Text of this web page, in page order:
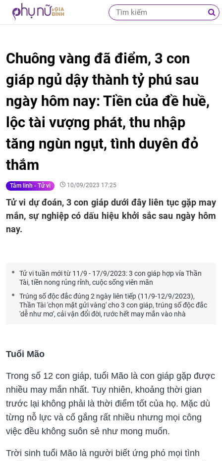
Chuông vàng đã điểm, 3 con
giáp ngủ dậy thành tỷ phú sau
ngày hôm nay: Tiền của đề huề,
lộc tài vượng phát, thu nhập
tăng ngùn ngụt, tình duyên đỏ
thắm
Tâm linh - Tử vi 10/09/2023 17:25
Tử vi dự đoán, 3 con giáp dưới đây liên tục gặp may
mắn, sự nghiệp có dấu hiệu khởi sắc sau ngày hôm
nay.
Tử vi tuần mới từ 11/9 - 17/9/2023: 3 con giáp hợp vía Thần
Tài, tiền nong rủng rỉnh, cuộc sống viên mãn
Trúng số độc đắc đúng 2 ngày liên tiếp (11/9-12/9/2023),
Thần Tài 'chọn mặt gửi vàng' cho 3 con giáp, trúng số độc đắc
'dễ như mơ', cải vận đổi đời, rước hết may mắn vào nhà
Tuổi Mão
Trong số 12 con giáp, tuổi Mão là con giáp gặp được
nhiều may mắn nhất. Tuy nhiên, khoảng thời gian
trước lại không phải là thời điểm tốt của họ. Mặc dù
từng nỗ lực và cố gắng rất nhiều nhưng mọi công
việc đều không suôn sẻ như mong muốn.
Trời sinh tuổi Mão là người biết ứng phó mọi tình